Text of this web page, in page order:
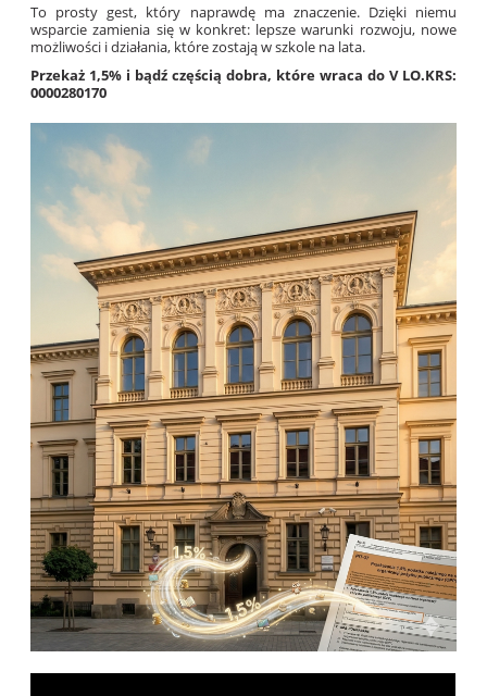
To prosty gest, który naprawdę ma znaczenie. Dzięki niemu
wsparcie zamienia się w konkret: lepsze warunki rozwoju, nowe
możliwości i działania, które zostają w szkole na lata.
Przekaż 1,5% i bądź częścią dobra, które wraca do V LO.KRS:
0000280170